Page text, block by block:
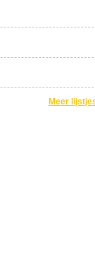
Meer